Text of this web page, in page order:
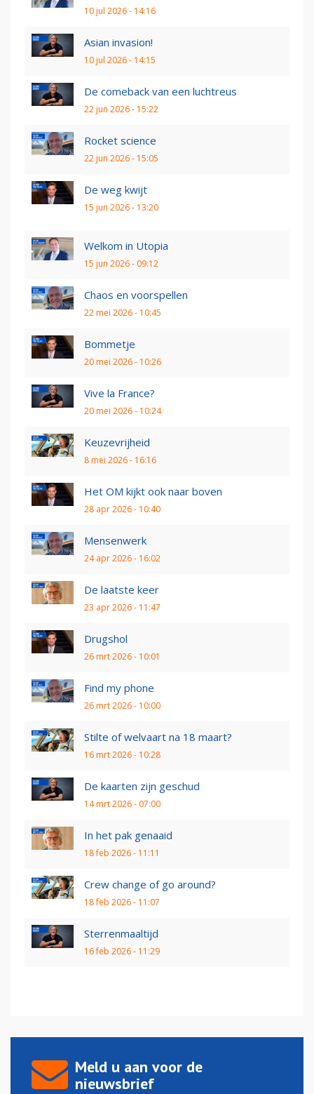
10 jul 2026 - 14:16
Asian invasion!
10 jul 2026 - 14:15
De comeback van een luchtreus
22 jun 2026 - 15:22
Rocket science
22 jun 2026 - 15:05
De weg kwijt
15 jun 2026 - 13:20
Welkom in Utopia
15 jun 2026 - 09:12
Chaos en voorspellen
22 mei 2026 - 10:45
Bommetje
20 mei 2026 - 10:26
Vive la France?
20 mei 2026 - 10:24
Keuzevrijheid
8 mei 2026 - 16:16
Het OM kijkt ook naar boven
28 apr 2026 - 10:40
Mensenwerk
24 apr 2026 - 16:02
De laatste keer
23 apr 2026 - 11:47
Drugshol
26 mrt 2026 - 10:01
Find my phone
26 mrt 2026 - 10:00
Stilte of welvaart na 18 maart?
16 mrt 2026 - 10:28
De kaarten zijn geschud
14 mrt 2026 - 07:00
In het pak genaaid
18 feb 2026 - 11:11
Crew change of go around?
18 feb 2026 - 11:07
Sterrenmaaltijd
16 feb 2026 - 11:29
Meld u aan voor de
nieuwsbrief